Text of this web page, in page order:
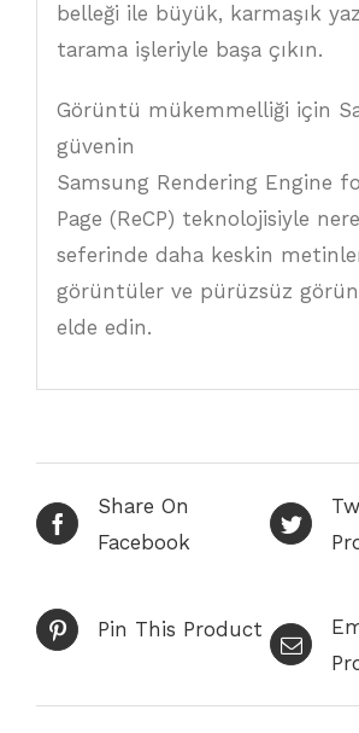
belleği ile büyük, karmaşık
tarama işleriyle başa çıkın.
Görüntü mükemmelliği için
güvenin
Samsung Rendering Engine
Page (ReCP) teknolojisiyle
seferinde daha keskin
görüntüler ve pürüzsüz
elde edin.
Share On
Facebook
Pin This Product